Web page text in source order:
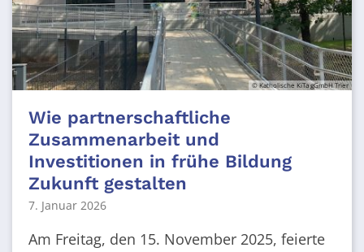
© Katholische KiTa gGmbH Trier
Wie partnerschaftliche
Zusammenarbeit und
Investitionen in frühe Bildung
Zukunft gestalten
7. Januar 2026
Am Freitag, den 15. November 2025, feierte